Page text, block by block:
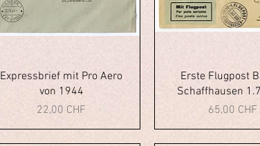
Vista rapida
Expressbrief mit Pro Aero
von 1944
Prezzo
22,00 CHF
Vista rapida
Erste Flugpost
Schaffhausen
Prezzo
65,00 CHF